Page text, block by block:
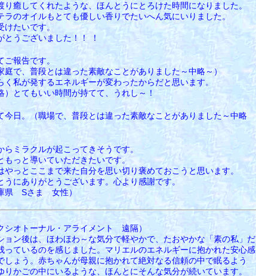
り癒してくれたような、ほんとうにとろけた時間になりました。
ラのオイルもとても優しい香りでたいへん気にいりました。
けたいです。
とうございました！！ ！
ご報告です。
庭で、普段とは違った素敵なことがありました～中略～）
く私が発するエネルギーが変わったからだと思います。
）とてもいい時間が持てて、うれし～！
今日。（職場で、普段とは違った素敵なことがありました～中略
らミラクルが起こってきそうです。
もっと導いていただきたいです。
やっとここまで来た自分を思い切り褒めておこうと思います。
うにありがとうございます。心より感謝です。
県 Sさま 女性）
シオトーナル・アライメント 遠隔）
ョン後は、ほわほわ～な気分で軽やかで、たおやかな「素の私」だ
っているのを感じました。マリエルのエネルギーに抱かれた安心感
しょう。赤ちゃんが母親に抱かれて絶対なる信頼の中で眠るよう
りかごの中にいるような、ほんとにそんな気分が続いています。